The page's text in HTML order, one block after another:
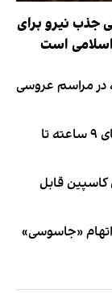
جذب نیرو برای
است
۱۰ چهره‌ای که در مراسم عروسی
روایت فداکاری‌های محمد صلاح؛ از سفرهای ۹ ساعته تا
کاسپین قابل
اتهام «جاسوسی»